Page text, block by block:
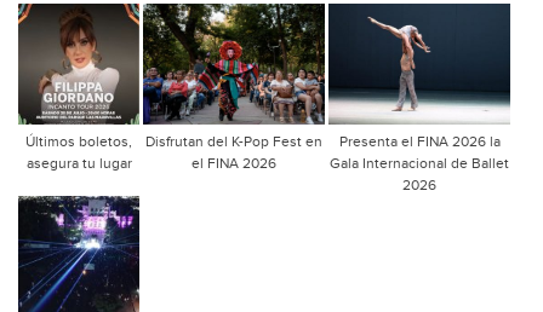
Últimos boletos,
asegura tu lugar
Disfrutan del K-Pop Fest en
el FINA 2026
Presenta el FINA 2026 la
Gala Internacional de Ballet
2026